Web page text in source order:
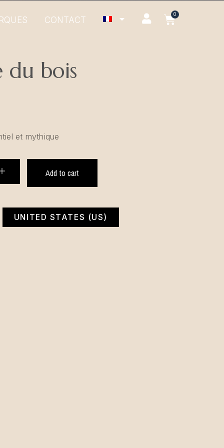
CONTACT
du bois
et mythique
Add to cart
UNITED STATES (US)